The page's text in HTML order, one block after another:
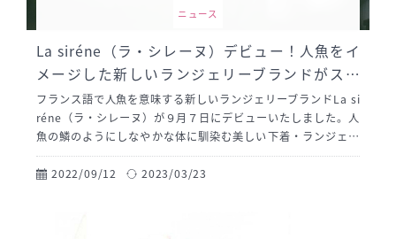
ニュース
La siréne（ラ・シレーヌ）デビュー！人魚をイ
メージした新しいランジェリーブランドがスタ
ート！
フランス語で人魚を意味する新しいランジェリーブランドLa si
réne（ラ・シレーヌ）が９月７日にデビューいたしました。人
魚の鱗のようにしなやかな体に馴染む美しい下着・ランジェリ
ーを日常的に着てもらえることをコンセプトに９月より東京、
大阪など先行販売が可能な受注会を開催いたします。受注会で
2022/09/12 2023/03/23